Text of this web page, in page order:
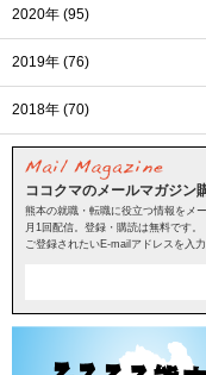
2020年 (95)
2019年 (76)
2018年 (70)
ココクマのメールマガジン
熊本の就職・転職に役立つ情報をメ
月1回配信。登録・購読は無料です。
ご登録されたいE-mailアドレスを入